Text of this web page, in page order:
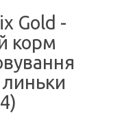
Gold -
корм
линьки